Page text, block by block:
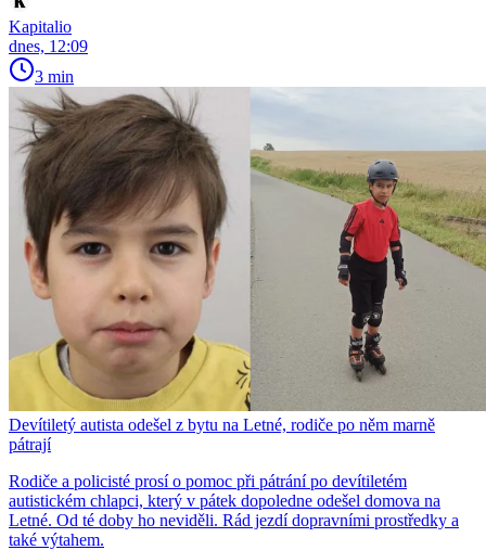
Kapitalio
dnes, 12:09
3 min
Devítiletý autista odešel z bytu na Letné, rodiče po něm marně
pátrají
Rodiče a policisté prosí o pomoc při pátrání po devítiletém
autistickém chlapci, který v pátek dopoledne odešel domova na
Letné. Od té doby ho neviděli. Rád jezdí dopravními prostředky a
také výtahem.